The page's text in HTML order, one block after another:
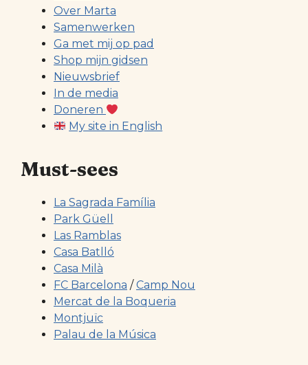
Over Marta
Samenwerken
Ga met mij op pad
Shop mijn gidsen
Nieuwsbrief
In de media
Doneren
My site in English
Must-sees
La Sagrada Família
Park Güell
Las Ramblas
Casa Batlló
Casa Milà
FC Barcelona / Camp Nou
Mercat de la Boqueria
Montjuïc
Palau de la Música